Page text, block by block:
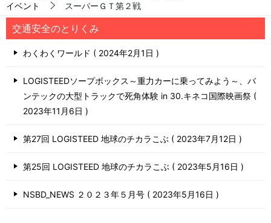
イベント
スーパーＧＴ第２戦
交通安全のとりくみ
わくわくワールド 2024年2月1日
LOGISTEEDソープボックス～重力カーに乗ってみよう～、バ
ンテックの大型トラックで死角体験 in 30.キネコ国際映画祭
2023年11月6日
第27回 LOGISTEED 地球のチカラこぶ 2023年7月12日
第25回 LOGISTEED 地球のチカラこぶ 2023年5月16日
NSBD_NEWS ２０２３年５月号 2023年5月16日